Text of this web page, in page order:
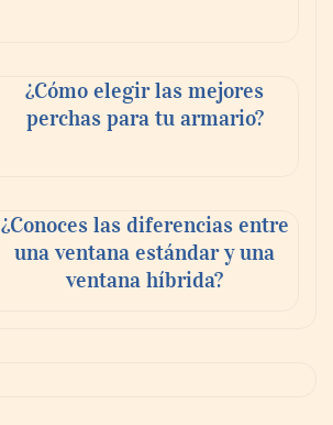
¿Cómo elegir las mejores
perchas para tu armario?
¿Conoces las diferencias entre
una ventana estándar y una
ventana híbrida?